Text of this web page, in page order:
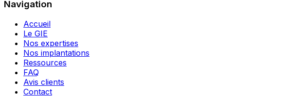
Navigation
Accueil
Le GIE
Nos expertises
Nos implantations
Ressources
FAQ
Avis clients
Contact